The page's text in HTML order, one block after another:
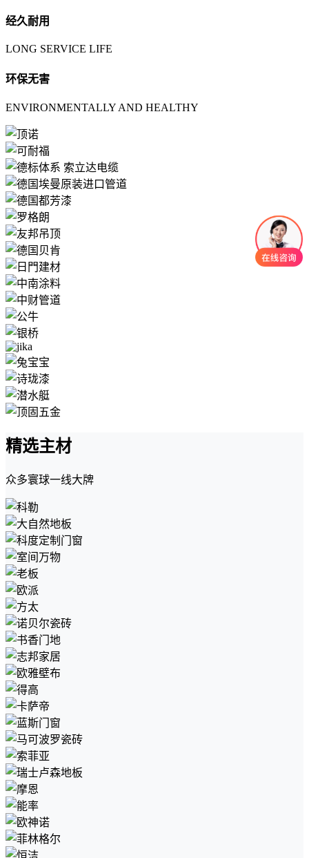
经久耐用
LONG SERVICE LIFE
环保无害
ENVIRONMENTALLY AND HEALTHY
精选主材
众多寰球一线大牌